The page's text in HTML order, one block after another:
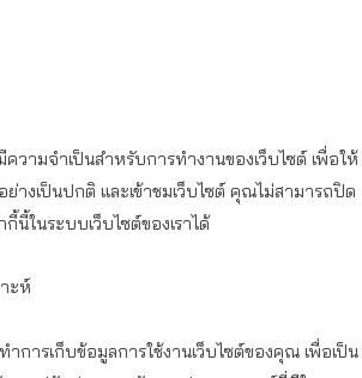
วามจำเป็นสำหรับการทำงานของเว็บไซต์ เพื่อให้
างเป็นปกติ และเข้าชมเว็บไซต์ คุณไม่สามารถปิด
นี้ในระบบเว็บไซต์ของเราได้
ะห์
การเก็บข้อมูลการใช้งานเว็บไซต์ของคุณ เพื่อเป็น